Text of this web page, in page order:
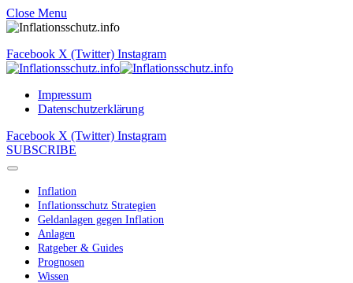
Close Menu
Facebook X (Twitter) Instagram
Impressum
Datenschutzerklärung
Facebook X (Twitter) Instagram
SUBSCRIBE
Inflation
Inflationsschutz Strategien
Geldanlagen gegen Inflation
Anlagen
Ratgeber & Guides
Prognosen
Wissen